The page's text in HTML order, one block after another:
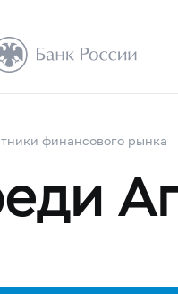
финансового рынка